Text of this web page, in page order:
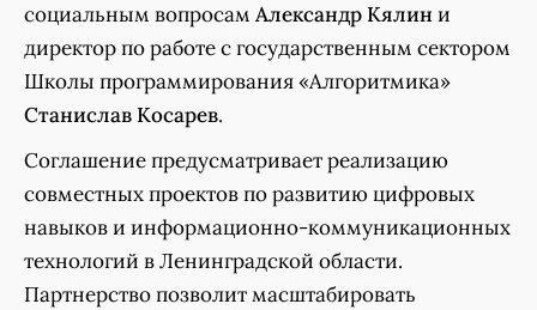
социальным вопросам Александр Кялин и
директор по работе с государственным сектором
Школы программирования «Алгоритмика»
Станислав Косарев.
Соглашение предусматривает реализацию
совместных проектов по развитию цифровых
навыков и информационно-коммуникационных
технологий в Ленинградской области.
Партнерство позволит масштабировать